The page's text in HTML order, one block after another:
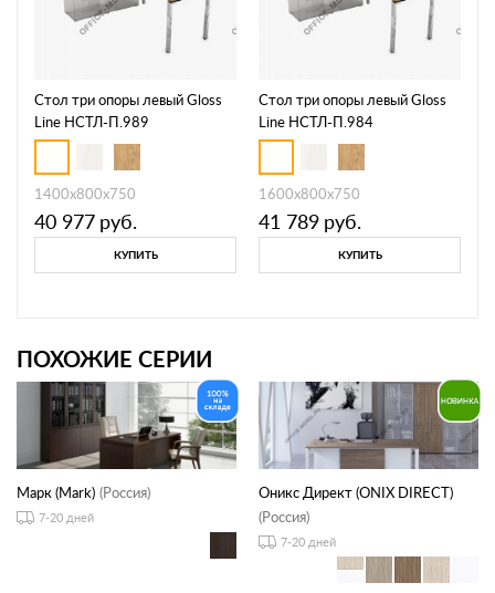
Стол три опоры левый Gloss
Line НСТЛ-П.989
1400х800х750
40 977 руб.
КУПИТЬ
Стол три опоры левый Gloss
Line НСТЛ-П.984
1600х800х750
41 789 руб.
КУПИТЬ
ПОХОЖИЕ СЕРИИ
Марк (Mark) (Россия)
7-20 дней
Оникс Директ (ONIX DIRECT)
(Россия)
7-20 дней